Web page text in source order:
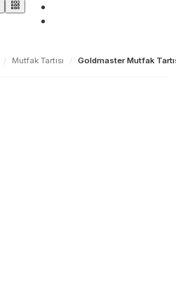
/ Mutfak Tartısı / Goldmaster Mutfak